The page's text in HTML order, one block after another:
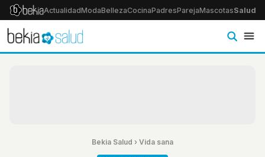
ActualidadModaBellezaCocinaPadresParejaMascotasSalud
Bekia Salud › Vida sana